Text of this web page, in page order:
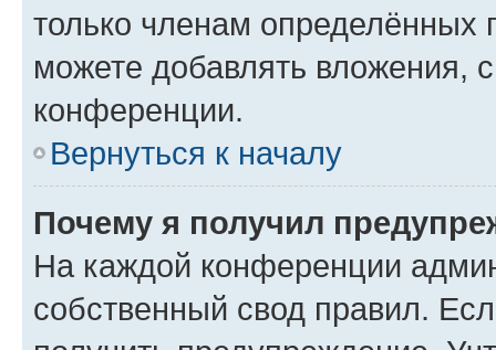
только членам определённых
можете добавлять вложения,
конференции.
Вернуться к началу
Почему я получил
На каждой конференции
собственный свод правил.